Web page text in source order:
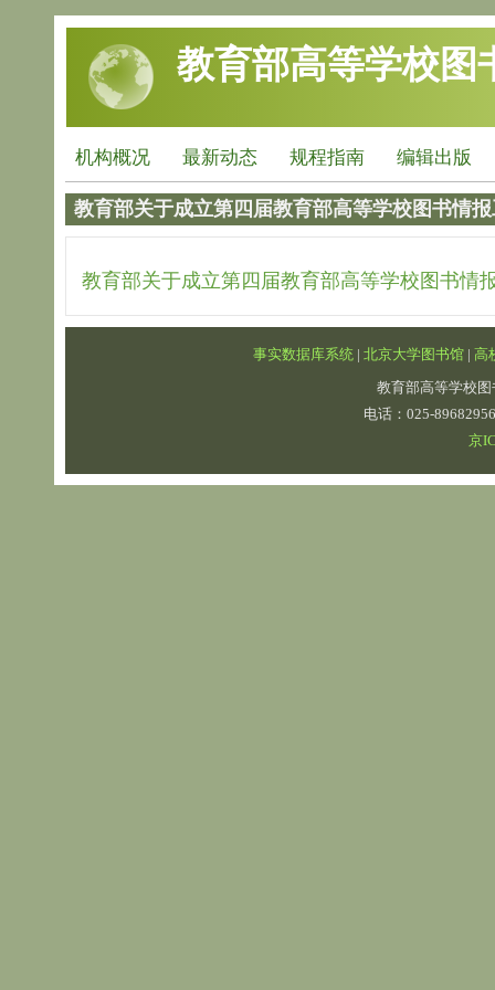
跳转到主要内容
教育部高等学校图
机构概况 最新动态 规程指南 编辑出版
教育部关于成立第四届教育部高等学校图书情
教育部关于成立第四届教育部高等学校图书情
事实数据库系统| 北京大学图书馆| 高
教育部高等学校
电话：025-
京